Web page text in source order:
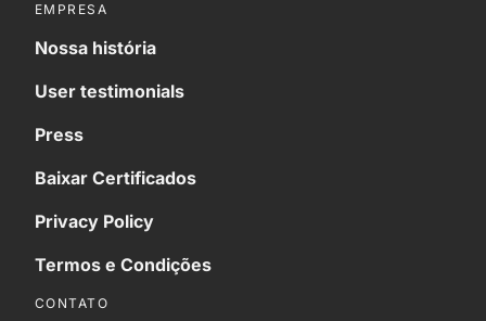
EMPRESA
Nossa história
User testimonials
Press
Baixar Certificados
Privacy Policy
Termos e Condições
CONTATO